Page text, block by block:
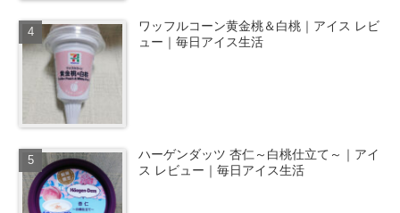
ワッフルコーン黄金桃＆白桃｜アイス レビ
ュー｜毎日アイス生活
ハーゲンダッツ 杏仁～白桃仕立て～｜アイ
ス レビュー｜毎日アイス生活